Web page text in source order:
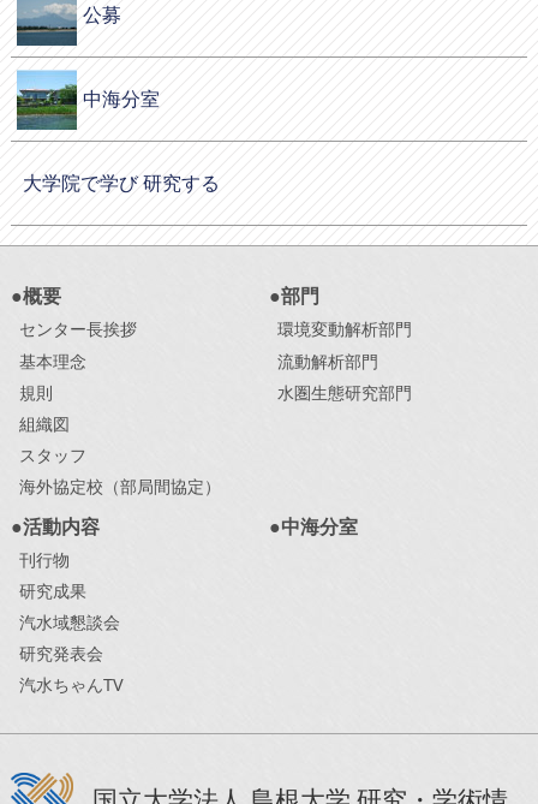
公募
中海分室
大学院で学び 研究する
●概要
センター長挨拶
基本理念
規則
組織図
スタッフ
海外協定校（部局間協定）
●部門
環境変動解析部門
流動解析部門
水圏生態研究部門
●活動内容
刊行物
研究成果
汽水域懇談会
研究発表会
汽水ちゃんTV
●中海分室